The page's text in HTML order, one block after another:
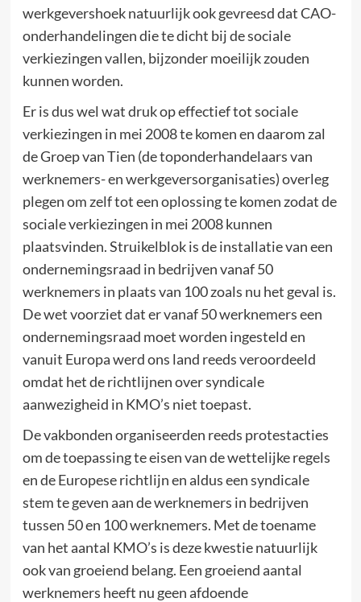
werkgevershoek natuurlijk ook gevreesd dat CAO-
onderhandelingen die te dicht bij de sociale
verkiezingen vallen, bijzonder moeilijk zouden
kunnen worden.
Er is dus wel wat druk op effectief tot sociale
verkiezingen in mei 2008 te komen en daarom zal
de Groep van Tien (de toponderhandelaars van
werknemers- en werkgeversorganisaties) overleg
plegen om zelf tot een oplossing te komen zodat de
sociale verkiezingen in mei 2008 kunnen
plaatsvinden. Struikelblok is de installatie van een
ondernemingsraad in bedrijven vanaf 50
werknemers in plaats van 100 zoals nu het geval is.
De wet voorziet dat er vanaf 50 werknemers een
ondernemingsraad moet worden ingesteld en
vanuit Europa werd ons land reeds veroordeeld
omdat het de richtlijnen over syndicale
aanwezigheid in KMO’s niet toepast.
De vakbonden organiseerden reeds protestacties
om de toepassing te eisen van de wettelijke regels
en de Europese richtlijn en aldus een syndicale
stem te geven aan de werknemers in bedrijven
tussen 50 en 100 werknemers. Met de toename
van het aantal KMO’s is deze kwestie natuurlijk
ook van groeiend belang. Een groeiend aantal
werknemers heeft nu geen afdoende